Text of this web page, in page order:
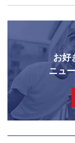
お好
ニュ